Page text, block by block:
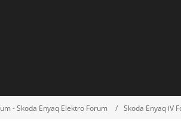
- Skoda Enyaq Elektro Forum Skoda Enyaq iV